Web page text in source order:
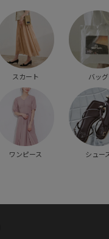
スカート
ワンピース
バッグ
シュー